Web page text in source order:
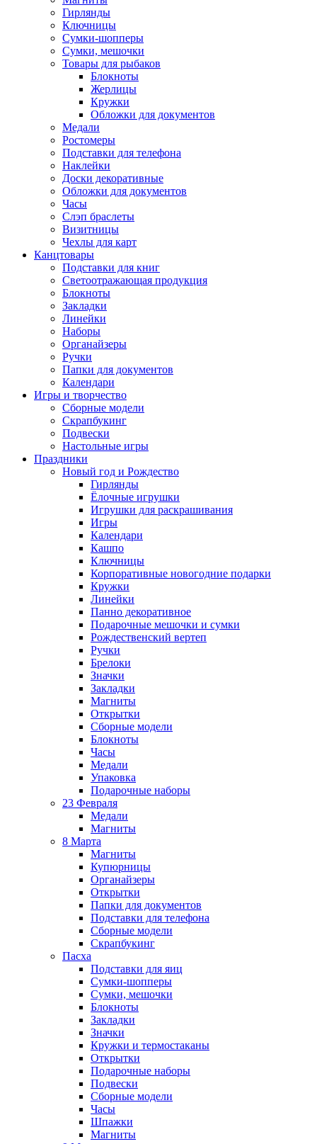
Гирлянды
Ключницы
Сумки-шопперы
Сумки, мешочки
Товары для рыбаков
Блокноты
Жерлицы
Кружки
Обложки для документов
Медали
Ростомеры
Подставки для телефона
Наклейки
Доски декоративные
Обложки для документов
Часы
Слэп браслеты
Визитницы
Чехлы для карт
Канцтовары
Подставки для книг
Светоотражающая продукция
Блокноты
Закладки
Линейки
Наборы
Органайзеры
Ручки
Папки для документов
Календари
Игры и творчество
Сборные модели
Скрапбукинг
Подвески
Настольные игры
Праздники
Новый год и Рождество
Гирлянды
Ёлочные игрушки
Игрушки для раскрашивания
Игры
Календари
Кашпо
Ключницы
Корпоративные новогодние подарки
Кружки
Линейки
Панно декоративное
Подарочные мешочки и сумки
Рождественский вертеп
Ручки
Брелоки
Значки
Закладки
Магниты
Открытки
Сборные модели
Блокноты
Часы
Медали
Упаковка
Подарочные наборы
23 Февраля
Медали
Магниты
8 Марта
Магниты
Купюрницы
Органайзеры
Открытки
Папки для документов
Подставки для телефона
Сборные модели
Скрапбукинг
Пасха
Подставки для яиц
Сумки-шопперы
Сумки, мешочки
Блокноты
Закладки
Значки
Кружки и термостаканы
Открытки
Подарочные наборы
Подвески
Сборные модели
Часы
Шпажки
Магниты